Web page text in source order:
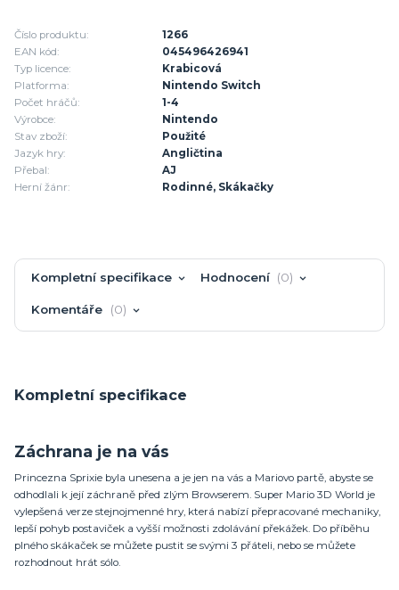
Číslo produktu:
1266
EAN kód:
045496426941
Typ licence:
Krabicová
Platforma:
Nintendo Switch
Počet hráčů:
1-4
Výrobce:
Nintendo
Stav zboží:
Použité
Jazyk hry:
Angličtina
Přebal:
AJ
Herní žánr:
Rodinné, Skákačky
Kompletní specifikace Hodnocení 0
Komentáře 0
Kompletní specifikace
Záchrana je na vás
Princezna Sprixie byla unesena a je jen na vás a Mariovo partě, abyste se
odhodlali k její záchraně před zlým Browserem. Super Mario 3D World je
vylepšená verze stejnojmenné hry, která nabízí přepracované mechaniky,
lepší pohyb postaviček a vyšší možnosti zdolávání překážek. Do příběhu
plného skákaček se můžete pustit se svými 3 přáteli, nebo se můžete
rozhodnout hrát sólo.